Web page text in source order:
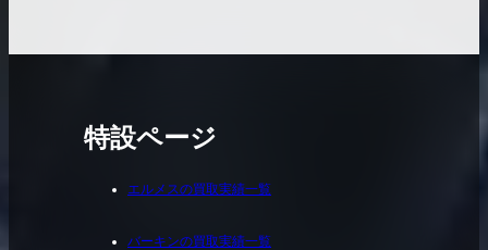
特設ページ
エルメスの買取実績一覧
バーキンの買取実績一覧